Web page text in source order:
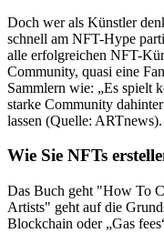
Doch wer als Künstler
schnell am NFT-Hype
alle erfolgreichen NFT-
Community, quasi eine
Sammlern wie: „Es spielt
starke Community
lassen (Quelle: ARTnews).
Wie Sie NFTs
Das Buch geht "How To
Artists" geht auf die
Blockchain oder „Gas